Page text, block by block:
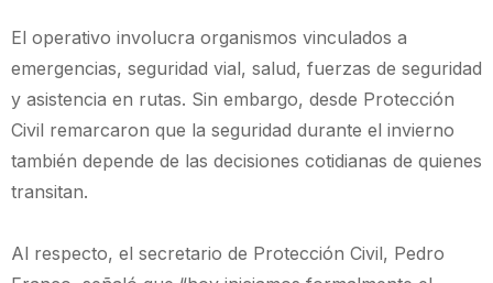
El operativo involucra organismos vinculados a
emergencias, seguridad vial, salud, fuerzas de seguridad
y asistencia en rutas. Sin embargo, desde Protección
Civil remarcaron que la seguridad durante el invierno
también depende de las decisiones cotidianas de quienes
transitan.
Al respecto, el secretario de Protección Civil, Pedro